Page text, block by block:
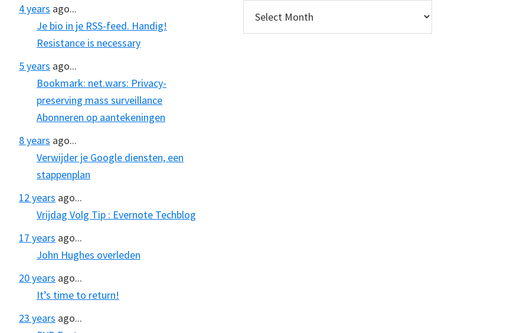
4 years ago...
Je bio in je RSS-feed. Handig!
Resistance is necessary
5 years ago...
Bookmark: net.wars: Privacy-
preserving mass surveillance
Abonneren op aantekeningen
8 years ago...
Verwijder je Google diensten, een
stappenplan
12 years ago...
Vrijdag Volg Tip : Evernote Techblog
17 years ago...
John Hughes overleden
20 years ago...
It’s time to return!
23 years ago...